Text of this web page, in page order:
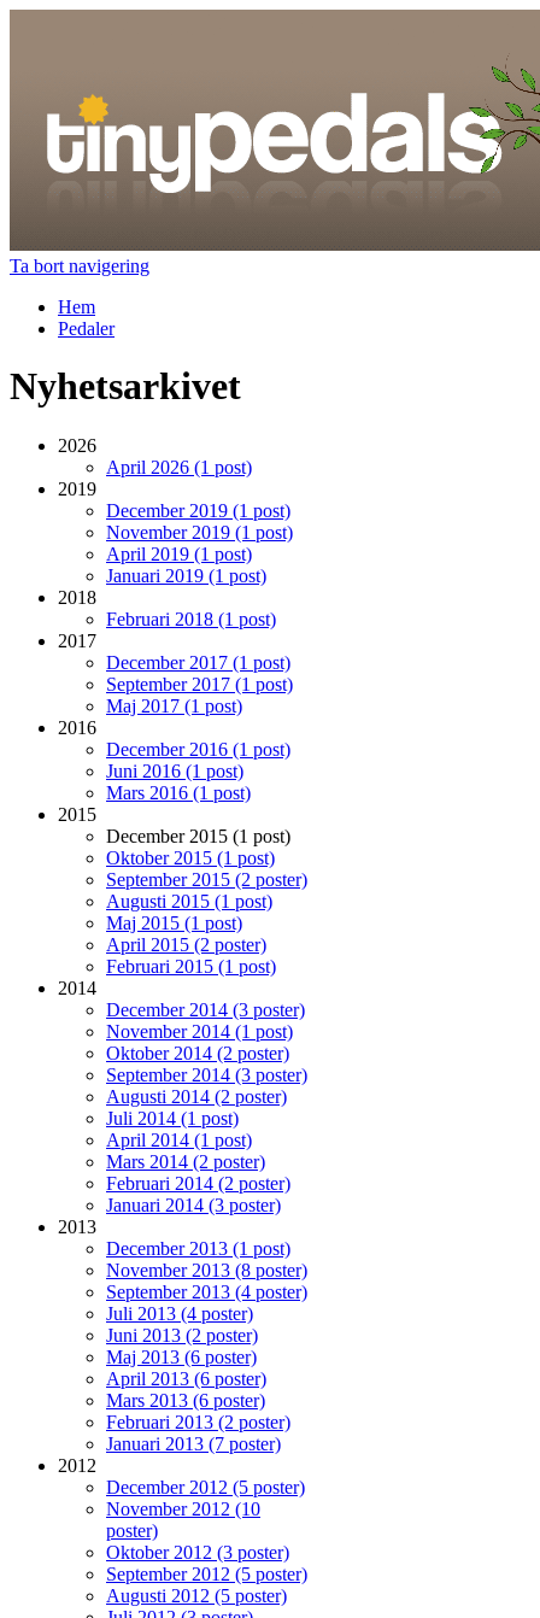
Ta bort navigering
Hem
Pedaler
Nyhetsarkivet
2026
April 2026 (1 post)
2019
December 2019 (1 post)
November 2019 (1 post)
April 2019 (1 post)
Januari 2019 (1 post)
2018
Februari 2018 (1 post)
2017
December 2017 (1 post)
September 2017 (1 post)
Maj 2017 (1 post)
2016
December 2016 (1 post)
Juni 2016 (1 post)
Mars 2016 (1 post)
2015
December 2015 (1 post)
Oktober 2015 (1 post)
September 2015 (2 poster)
Augusti 2015 (1 post)
Maj 2015 (1 post)
April 2015 (2 poster)
Februari 2015 (1 post)
2014
December 2014 (3 poster)
November 2014 (1 post)
Oktober 2014 (2 poster)
September 2014 (3 poster)
Augusti 2014 (2 poster)
Juli 2014 (1 post)
April 2014 (1 post)
Mars 2014 (2 poster)
Februari 2014 (2 poster)
Januari 2014 (3 poster)
2013
December 2013 (1 post)
November 2013 (8 poster)
September 2013 (4 poster)
Juli 2013 (4 poster)
Juni 2013 (2 poster)
Maj 2013 (6 poster)
April 2013 (6 poster)
Mars 2013 (6 poster)
Februari 2013 (2 poster)
Januari 2013 (7 poster)
2012
December 2012 (5 poster)
November 2012 (10
poster)
Oktober 2012 (3 poster)
September 2012 (5 poster)
Augusti 2012 (5 poster)